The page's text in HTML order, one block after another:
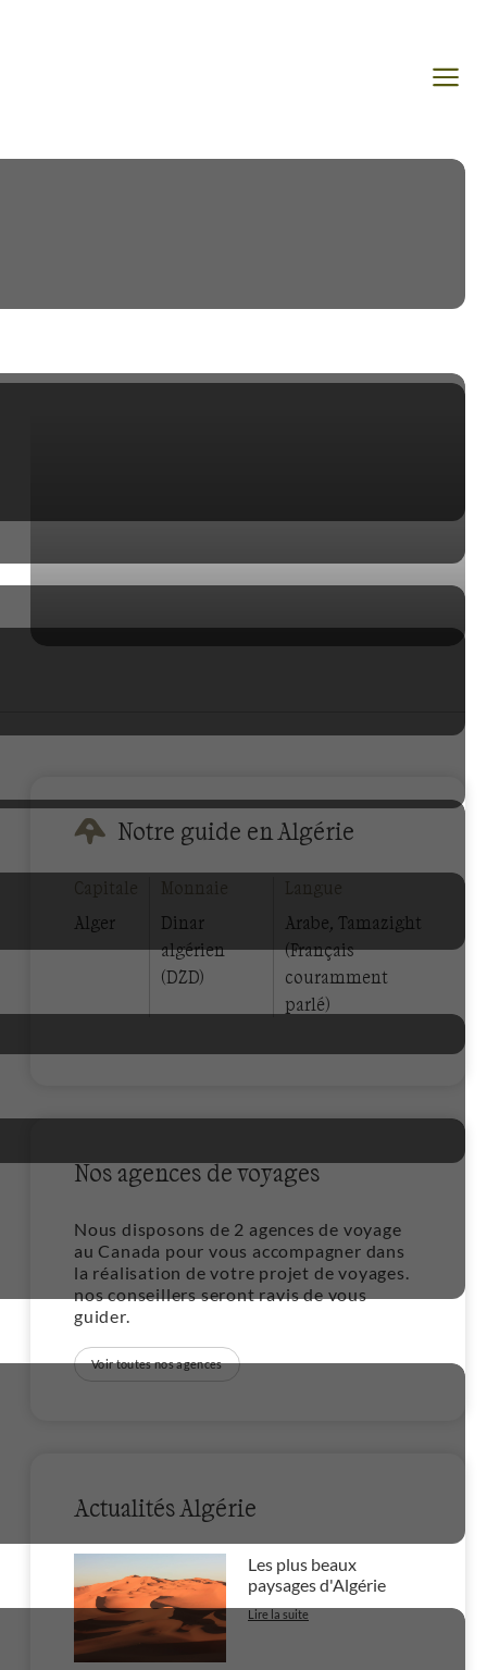
Notre guide en Algérie
Capitale
Alger
Monnaie
Dinar
algérien
(DZD)
Langue
Arabe, Tamazight
(Français
couramment
parlé)
Nos agences de voyages
Nous disposons de 2 agences de voyage
au Canada pour vous accompagner dans
la réalisation de votre projet de voyages.
nos conseillers seront ravis de vous
guider.
Voir toutes nos agences
Actualités Algérie
Les plus beaux
paysages d'Algérie
Lire la suite